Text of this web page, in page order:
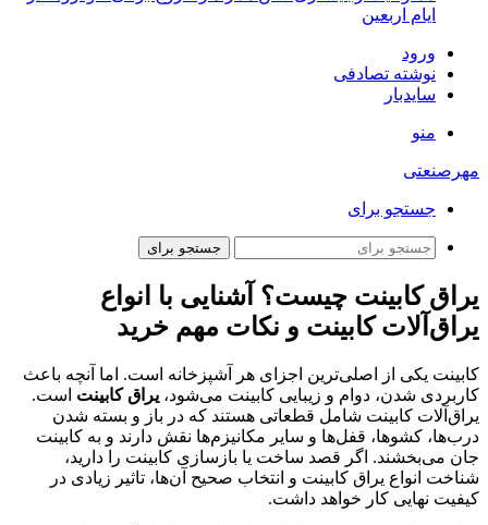
ایام اربعین
ورود
نوشته تصادفی
سایدبار
منو
مهرصنعتی
جستجو برای
جستجو برای
یراق کابینت چیست؟ آشنایی با انواع
یراق‌آلات کابینت و نکات مهم خرید
کابینت یکی از اصلی‌ترین اجزای هر آشپزخانه است. اما آنچه باعث
کاربردی شدن، دوام و زیبایی کابینت می‌شود، یراق کابینت است.
یراق‌آلات کابینت شامل قطعاتی هستند که در باز و بسته شدن
درب‌ها، کشوها، قفل‌ها و سایر مکانیزم‌ها نقش دارند و به کابینت
جان می‌بخشند. اگر قصد ساخت یا بازسازی کابینت را دارید،
شناخت انواع یراق کابینت و انتخاب صحیح آن‌ها، تاثیر زیادی در
کیفیت نهایی کار خواهد داشت.